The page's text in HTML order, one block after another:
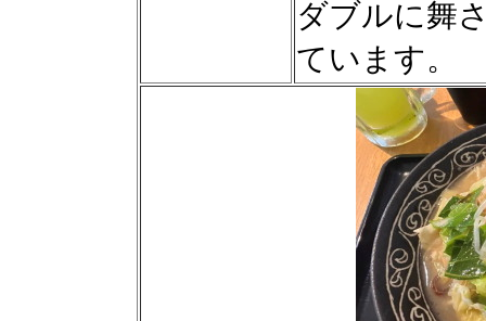
ダブルに舞
ています。